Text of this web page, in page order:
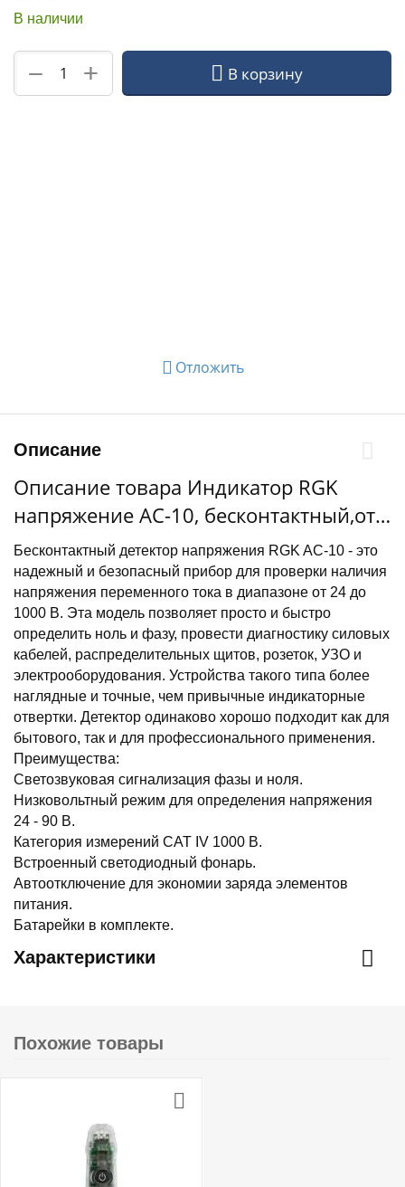
В наличии
+
− В корзину
Отложить
Описание
Описание товара Индикатор RGK
напряжение AC-10, бесконтактный,от
24 до 1000 В
Бесконтактный детектор напряжения RGK AC-10 - это
надежный и безопасный прибор для проверки наличия
напряжения переменного тока в диапазоне от 24 до
1000 В. Эта модель позволяет просто и быстро
определить ноль и фазу, провести диагностику силовых
кабелей, распределительных щитов, розеток, УЗО и
электрооборудования. Устройства такого типа более
наглядные и точные, чем привычные индикаторные
отвертки. Детектор одинаково хорошо подходит как для
бытового, так и для профессионального применения.
Преимущества:
Светозвуковая сигнализация фазы и ноля.
Низковольтный режим для определения напряжения
24 - 90 В.
Категория измерений CAT IV 1000 В.
Встроенный светодиодный фонарь.
Автоотключение для экономии заряда элементов
питания.
Батарейки в комплекте.
Характеристики
Похожие товары